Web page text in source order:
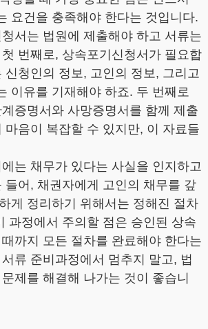
요건을 충족해야 한다는 것입니다.
서는 법원에 제출해야 하고 서류는
번째로, 상속포기신청서가 필요합
신청인의 정보, 고인의 정보, 그리고
이유를 기재해야 하죠. 두 번째로
증명서와 사망증명서를 함께 제출
마음이 복잡할 수 있지만, 이 자료들
는 채무가 있다는 사실을 인지하고
들어, 채권자에게 고인의 채무를 갚
게 정리하기 위해서는 정해진 절차
과정에서 주의할 점은 승인된 상속
까지 모든 절차를 완료해야 한다는
류 준비과정에서 멈추지 말고, 법
제를 해결해 나가는 것이 좋습니